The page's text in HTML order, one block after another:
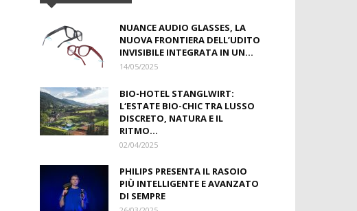
NUANCE AUDIO GLASSES, LA
NUOVA FRONTIERA DELL’UDITO
INVISIBILE INTEGRATA IN UN...
14/05/2025
BIO-HOTEL STANGLWIRT:
L‘ESTATE BIO-CHIC TRA LUSSO
DISCRETO, NATURA E IL
RITMO...
02/04/2025
PHILIPS PRESENTA IL RASOIO
PIÙ INTELLIGENTE E AVANZATO
DI SEMPRE